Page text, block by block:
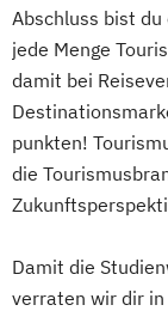
Abschluss bist du
jede Menge
damit bei
punkten!
die
Damit die
verraten wir dir